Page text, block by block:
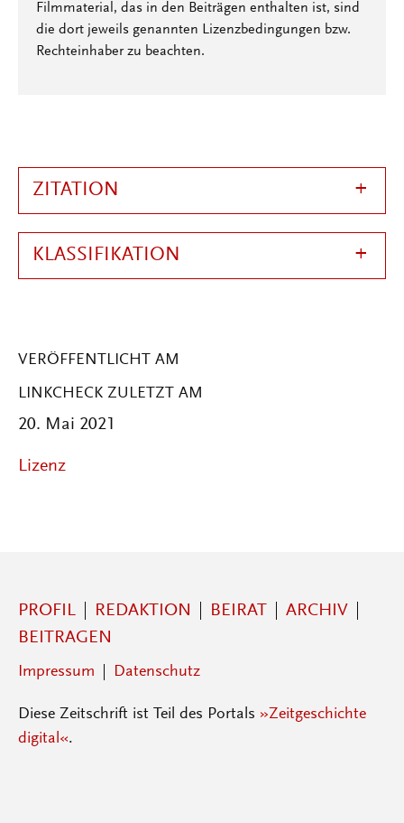
Filmmaterial, das in den Beiträgen enthalten ist, sind
die dort jeweils genannten Lizenzbedingungen bzw.
Rechteinhaber zu beachten.
ZITATION
KLASSIFIKATION
VERÖFFENTLICHT AM
LINKCHECK ZULETZT AM
20. Mai 2021
Lizenz
PROFIL REDAKTION BEIRAT
ARCHIV
BEITRAGEN
Impressum Datenschutz
Diese Zeitschrift ist Teil des Portals »Zeitgeschichte
digital«.